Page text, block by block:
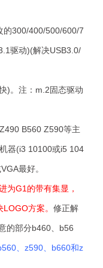
300/400/500/600/7
驱动)(解决USB3.0/
)。注：m.2固态驱动
B560 Z590等主
器(i3 10100或i5 104
最好。
为G1的带有集显，
方案。 修正解
的部分b460、b56
、z590、b660和z